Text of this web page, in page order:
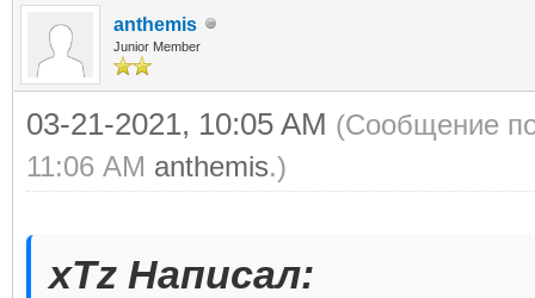
anthemis
Junior Member
03-21-2021, 10:05 AM (Сообщение
11:06 AM anthemis.)
xTz Написал: